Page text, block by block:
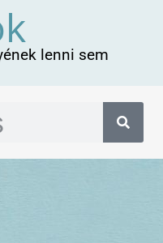
lenni sem